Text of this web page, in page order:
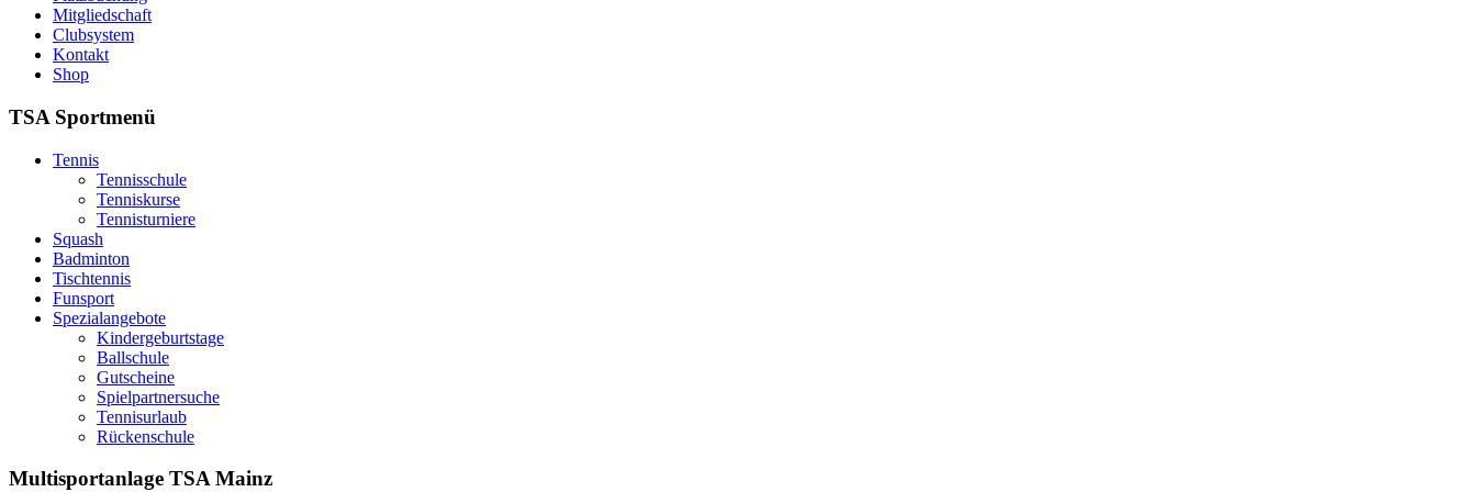
Mitgliedschaft
Clubsystem
Kontakt
Shop
TSA Sportmenü
Tennis
Tennisschule
Tenniskurse
Tennisturniere
Squash
Badminton
Tischtennis
Funsport
Spezialangebote
Kindergeburtstage
Ballschule
Gutscheine
Spielpartnersuche
Tennisurlaub
Rückenschule
Multisportanlage TSA Mainz